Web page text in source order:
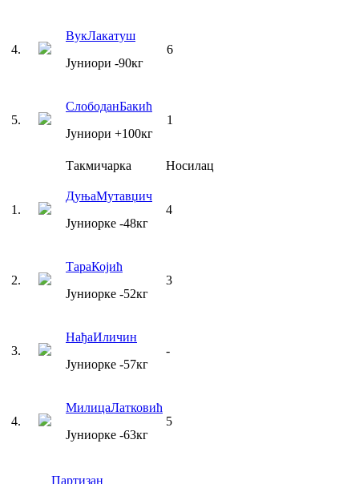
4.
ВукЛакатуш
Јуниори -90кг
6
5.
СлободанБакић
Јуниори +100кг
1
Такмичарка Носилац
1 .
ДуњаМутавџич
Јуниорке -48кг
4
2.
ТараКојић
Јуниорке -52кг
3
3.
НађаИличин
Јуниорке -57кг
-
4.
МилицаЛатковић
Јуниорке -63кг
5
Партизан